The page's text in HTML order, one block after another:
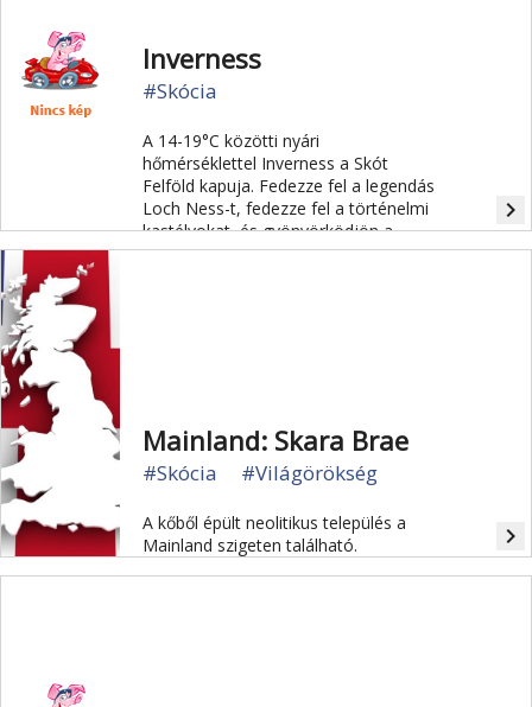
Inverness
#Skócia
A 14-19°C közötti nyári
hőmérséklettel Inverness a Skót
Felföld kapuja. Fedezze fel a legendás
Loch Ness-t, fedezze fel a történelmi
kastélyokat, és gyönyörködjön a
környező tájak vad szépségében.
navigate_next
Mainland: Skara Brae
#Skócia #Világörökség
A kőből épült neolitikus település a
Mainland szigeten található.
navigate_next